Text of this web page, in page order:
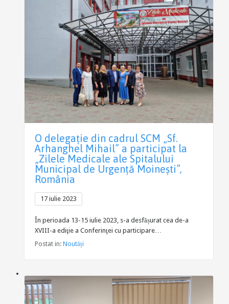
O delegație din cadrul SCM „Sf.
Arhanghel Mihail” a participat la
„Zilele Medicale ale Spitalului
Municipal de Urgență Moinești”,
România
17 iulie 2023
În perioada 13-15 iulie 2023, s-a desfășurat cea de-a
XVIII-a ediţie a Conferinţei cu participare…
Postat in: Noutăți